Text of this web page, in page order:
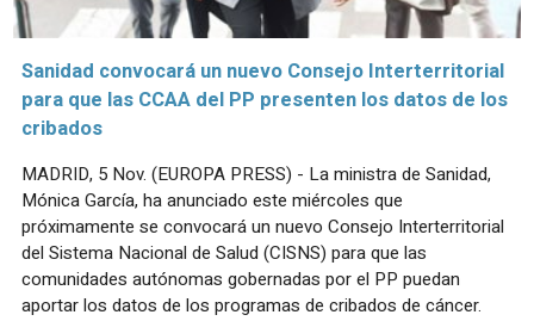
Sanidad convocará un nuevo Consejo Interterritorial
para que las CCAA del PP presenten los datos de los
cribados
MADRID, 5 Nov. (EUROPA PRESS) - La ministra de Sanidad,
Mónica García, ha anunciado este miércoles que
próximamente se convocará un nuevo Consejo Interterritorial
del Sistema Nacional de Salud (CISNS) para que las
comunidades autónomas gobernadas por el PP puedan
aportar los datos de los programas de cribados de cáncer.